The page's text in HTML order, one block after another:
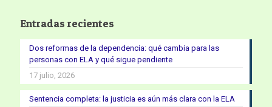
Entradas recientes
Dos reformas de la dependencia: qué cambia para las
personas con ELA y qué sigue pendiente
17 julio, 2026
Sentencia completa: la justicia es aún más clara con la ELA